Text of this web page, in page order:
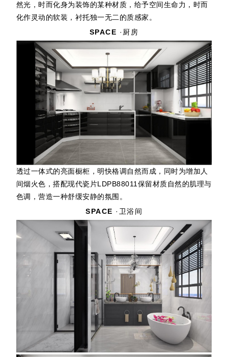
然光，时而化身为装饰的某种材质，给予空间生命力，时而
化作灵动的软装，衬托独一无二的质感家。
SPACE ·厨房
透过一体式的亮面橱柜，明快格调自然而成，同时为增加人
间烟火色，搭配现代瓷片LDPB88011保留材质自然的肌理与
色调，营造一种舒缓安静的氛围。
SPACE ·卫浴间